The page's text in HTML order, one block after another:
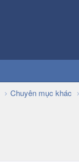
Chuyên mục khác